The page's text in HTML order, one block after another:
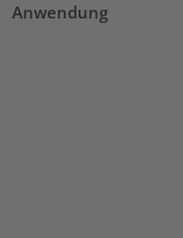
Anwendung